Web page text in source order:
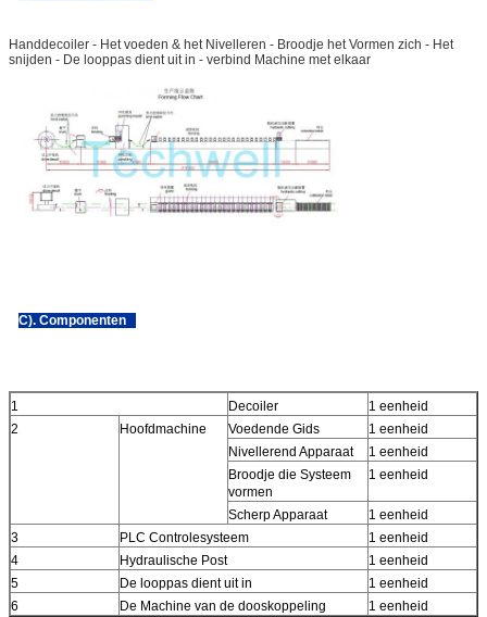
Handdecoiler - Het voeden & het Nivelleren - Broodje het Vormen zich - Het
snijden - De looppas dient uit in - verbind Machine met elkaar
C). Componenten
1 Decoiler
1 eenheid
2
Hoofdmachine Voedende Gids
1 eenheid
Nivellerend Apparaat
1 eenheid
Broodje die Systeem
vormen
1 eenheid
Scherp Apparaat
1 eenheid
3
PLC Controlesysteem
1 eenheid
4
Hydraulische Post
1 eenheid
5
De looppas dient uit in
1 eenheid
6
De Machine van de dooskoppeling 1 eenheid